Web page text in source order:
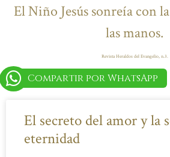
El Niño Jesús sonreía con
las manos.
Revista Heraldos del Evangelio, n.3.
Compartir por WhatsApp
El secreto del amor y la
eternidad